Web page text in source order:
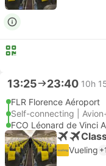
13:25 23:40 10h
FLR Florence Aéroport
Self-connecting |
FCO Léonard de Vinci
Vueling